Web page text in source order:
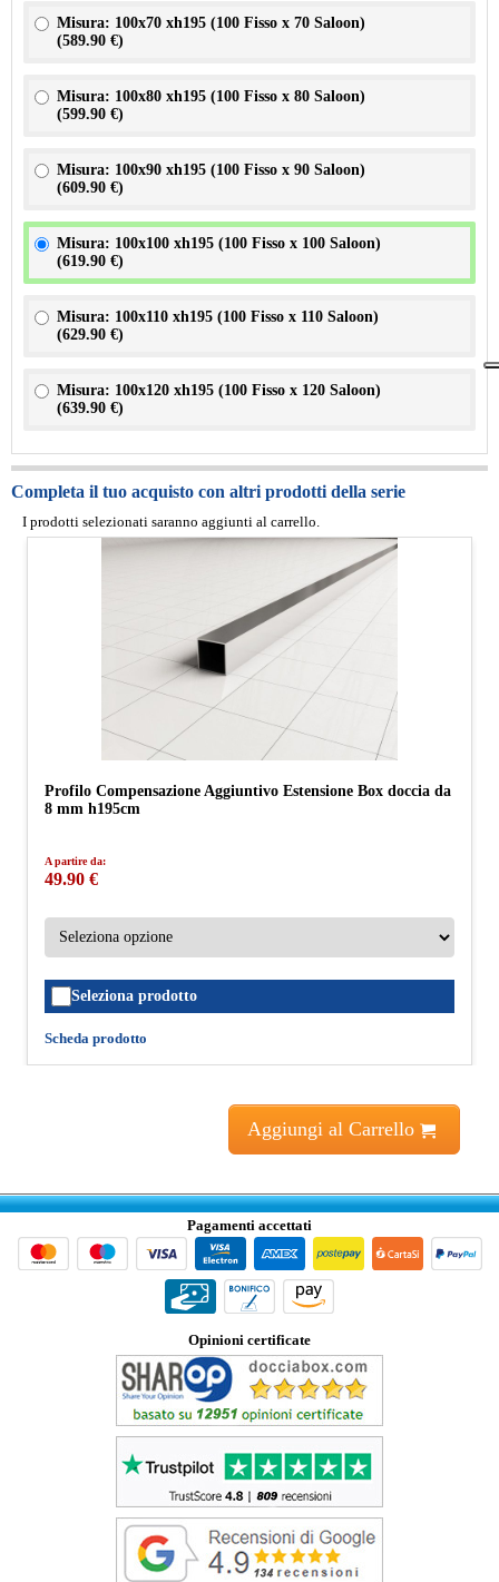
Misura: 100x70 xh195 (100 Fisso x 70 Saloon)
(589.90 €)
Misura: 100x80 xh195 (100 Fisso x 80 Saloon)
(599.90 €)
Misura: 100x90 xh195 (100 Fisso x 90 Saloon)
(609.90 €)
Misura: 100x100 xh195 (100 Fisso x 100 Saloon)
(619.90 €)
Misura: 100x110 xh195 (100 Fisso x 110 Saloon)
(629.90 €)
Misura: 100x120 xh195 (100 Fisso x 120 Saloon)
(639.90 €)
Completa il tuo acquisto con altri prodotti della serie
I prodotti selezionati saranno aggiunti al carrello.
Profilo Compensazione Aggiuntivo Estensione Box doccia da
8 mm h195cm
A partire da:
49.90 €
Seleziona prodotto
Scheda prodotto
Aggiungi al Carrello
Pagamenti accettati
Opinioni certificate